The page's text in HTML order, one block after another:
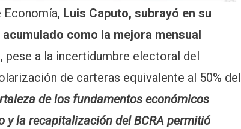
Luis Caputo, subrayó en su
como la mejora mensual
pese a la incertidumbre electoral del
de carteras equivalente al 50% del
de los fundamentos económicos
y la recapitalización del BCRA permitió